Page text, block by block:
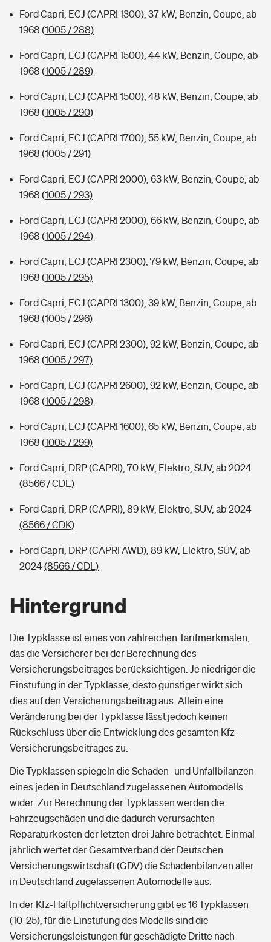
Ford Capri, ECJ (CAPRI 1300), 37 kW, Benzin, Coupe, ab
1968 (1005 / 288)
Ford Capri, ECJ (CAPRI 1500), 44 kW, Benzin, Coupe, ab
1968 (1005 / 289)
Ford Capri, ECJ (CAPRI 1500), 48 kW, Benzin, Coupe, ab
1968 (1005 / 290)
Ford Capri, ECJ (CAPRI 1700), 55 kW, Benzin, Coupe, ab
1968 (1005 / 291)
Ford Capri, ECJ (CAPRI 2000), 63 kW, Benzin, Coupe, ab
1968 (1005 / 293)
Ford Capri, ECJ (CAPRI 2000), 66 kW, Benzin, Coupe, ab
1968 (1005 / 294)
Ford Capri, ECJ (CAPRI 2300), 79 kW, Benzin, Coupe, ab
1968 (1005 / 295)
Ford Capri, ECJ (CAPRI 1300), 39 kW, Benzin, Coupe, ab
1968 (1005 / 296)
Ford Capri, ECJ (CAPRI 2300), 92 kW, Benzin, Coupe, ab
1968 (1005 / 297)
Ford Capri, ECJ (CAPRI 2600), 92 kW, Benzin, Coupe, ab
1968 (1005 / 298)
Ford Capri, ECJ (CAPRI 1600), 65 kW, Benzin, Coupe, ab
1968 (1005 / 299)
Ford Capri, DRP (CAPRI), 70 kW, Elektro, SUV, ab 2024
(8566 / CDE)
Ford Capri, DRP (CAPRI), 89 kW, Elektro, SUV, ab 2024
(8566 / CDK)
Ford Capri, DRP (CAPRI AWD), 89 kW, Elektro, SUV, ab
2024(8566 / CDL)
Hintergrund
Die Typklasse ist eines von zahlreichen Tarifmerkmalen,
das die Versicherer bei der Berechnung des
Versicherungsbeitrages berücksichtigen. Je niedriger die
Einstufung in der Typklasse, desto günstiger wirkt sich
dies auf den Versicherungsbeitrag aus. Allein eine
Veränderung bei der Typklasse lässt jedoch keinen
Rückschluss über die Entwicklung des gesamten Kfz-
Versicherungsbeitrages zu.
Die Typklassen spiegeln die Schaden- und Unfallbilanzen
eines jeden in Deutschland zugelassenen Automodells
wider. Zur Berechnung der Typklassen werden die
Fahrzeugschäden und die dadurch verursachten
Reparaturkosten der letzten drei Jahre betrachtet. Einmal
jährlich wertet der Gesamtverband der Deutschen
Versicherungswirtschaft (GDV) die Schadenbilanzen aller
in Deutschland zugelassenen Automodelle aus.
In der Kfz-Haftpflichtversicherung gibt es 16 Typklassen
(10-25), für die Einstufung des Modells sind die
Versicherungsleistungen für geschädigte Dritte nach